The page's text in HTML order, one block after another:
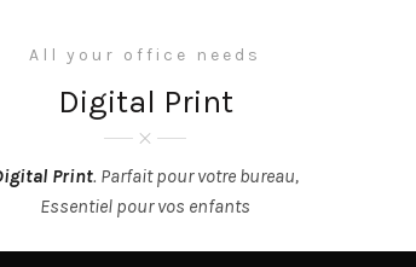
All your office needs
Digital Print
Print. Parfait pour votre bureau,
Essentiel pour vos enfants